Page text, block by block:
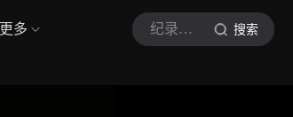
更多 纪录片大赏 搜索